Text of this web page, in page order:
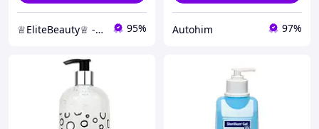
♕EliteBeauty♕ - товари для твоєї краси ;) 95% Autohim 97%